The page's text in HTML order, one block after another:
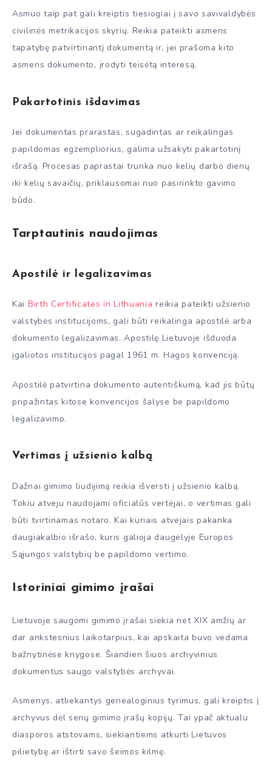
Asmuo taip pat gali kreiptis tiesiogiai į savo savivaldybės
civilinės metrikacijos skyrių. Reikia pateikti asmens
tapatybę patvirtinantį dokumentą ir, jei prašoma kito
asmens dokumento, įrodyti teisėtą interesą.
Pakartotinis išdavimas
Jei dokumentas prarastas, sugadintas ar reikalingas
papildomas egzempliorius, galima užsakyti pakartotinį
išrašą. Procesas paprastai trunka nuo kelių darbo dienų
iki kelių savaičių, priklausomai nuo pasirinkto gavimo
būdo.
Tarptautinis naudojimas
Apostilė ir legalizavimas
Kai Birth Certificates in Lithuania reikia pateikti užsienio
valstybės institucijoms, gali būti reikalinga apostilė arba
dokumento legalizavimas. Apostilę Lietuvoje išduoda
įgaliotos institucijos pagal 1961 m. Hagos konvenciją.
Apostilė patvirtina dokumento autentiškumą, kad jis būtų
pripažintas kitose konvencijos šalyse be papildomo
legalizavimo.
Vertimas į užsienio kalbą
Dažnai gimimo liudijimą reikia išversti į užsienio kalbą.
Tokiu atveju naudojami oficialūs vertėjai, o vertimas gali
būti tvirtinamas notaro. Kai kuriais atvejais pakanka
daugiakalbio išrašo, kuris galioja daugelyje Europos
Sąjungos valstybių be papildomo vertimo.
Istoriniai gimimo įrašai
Lietuvoje saugomi gimimo įrašai siekia net XIX amžių ar
dar ankstesnius laikotarpius, kai apskaita buvo vedama
bažnytinėse knygose. Šiandien šiuos archyvinius
dokumentus saugo valstybės archyvai.
Asmenys, atliekantys genealoginius tyrimus, gali kreiptis į
archyvus dėl senų gimimo įrašų kopijų. Tai ypač aktualu
diasporos atstovams, siekiantiems atkurti Lietuvos
pilietybę ar ištirti savo šeimos kilmę.